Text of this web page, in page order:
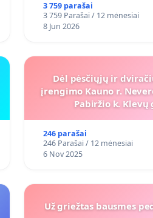
3 759 parašai
3 759 Parašai / 12 mėnesiai
8 Jun 2026
Dėl pėsčiųjų ir
įrengimo Kauno r.
Pabiržio k. Klevų
246 parašai
246 Parašai / 12 mėnesiai
6 Nov 2025
Už griežtas bausmes